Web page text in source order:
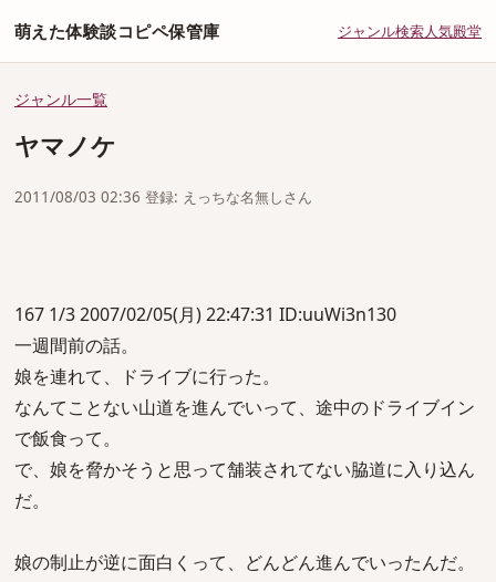
萌えた体験談コピペ保管庫 ジャンル検索人気殿堂
ジャンル一覧
ヤマノケ
2011/08/03 02:36 登録: えっちな名無しさん
167 1/3 2007/02/05(月) 22:47:31 ID:uuWi3n130
一週間前の話。
娘を連れて、ドライブに行った。
なんてことない山道を進んでいって、途中のドライブイン
で飯食って。
で、娘を脅かそうと思って舗装されてない脇道に入り込ん
だ。
娘の制止が逆に面白くって、どんどん進んでいったんだ。